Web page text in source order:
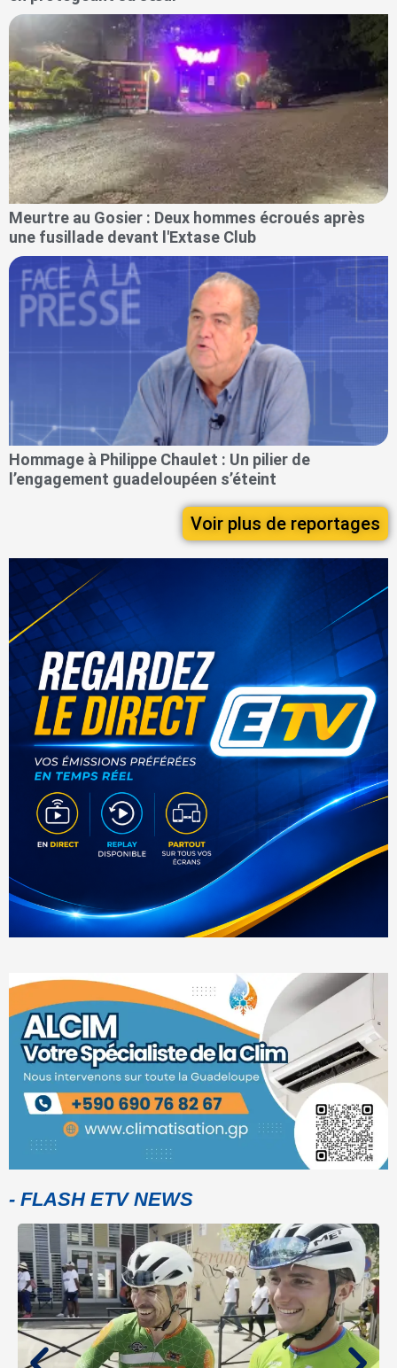
Meurtre au Gosier : Deux hommes écroués après
une fusillade devant l'Extase Club
Hommage à Philippe Chaulet : Un pilier de
l’engagement guadeloupéen s’éteint
Voir plus de reportages
- FLASH ETV NEWS